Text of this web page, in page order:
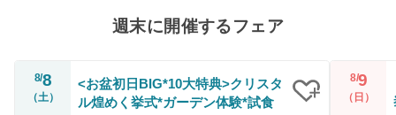
週末に開催するフェア
8/8
（土）
<お盆初日BIG*10大特典>クリスタ
ル煌めく挙式*ガーデン体験*試食
8/9
（日）